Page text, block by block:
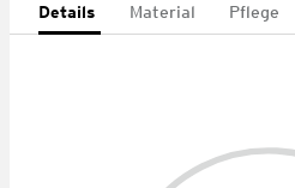
Details Material Pflege